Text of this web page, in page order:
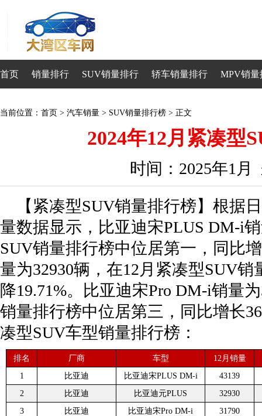
首页 销量排行 SUV销量排行 轿车销量排行 MPV销量
当前位置： 首页 > 汽车销量 > SUV销量排行榜 > 正文
2024年12月紧凑型
时间：2025年1
【紧凑型SUV销量排行榜】根据
量数据显示，比亚迪宋PLUS DM-i
SUV销量排行榜中位居第一，同比
量为32930辆，在12月紧凑型SUV
降19.71%。比亚迪宋Pro DM-i销量
销量排行榜中位居第三，同比增长
凑型SUV车型销量排行榜：
排名 厂商 车型
12月销量
1
比亚迪 比亚迪宋PLUS DM-i
43139
2
比亚迪 比亚迪元PLUS
32930
3
比亚迪 比亚迪宋Pro DM-i
31790